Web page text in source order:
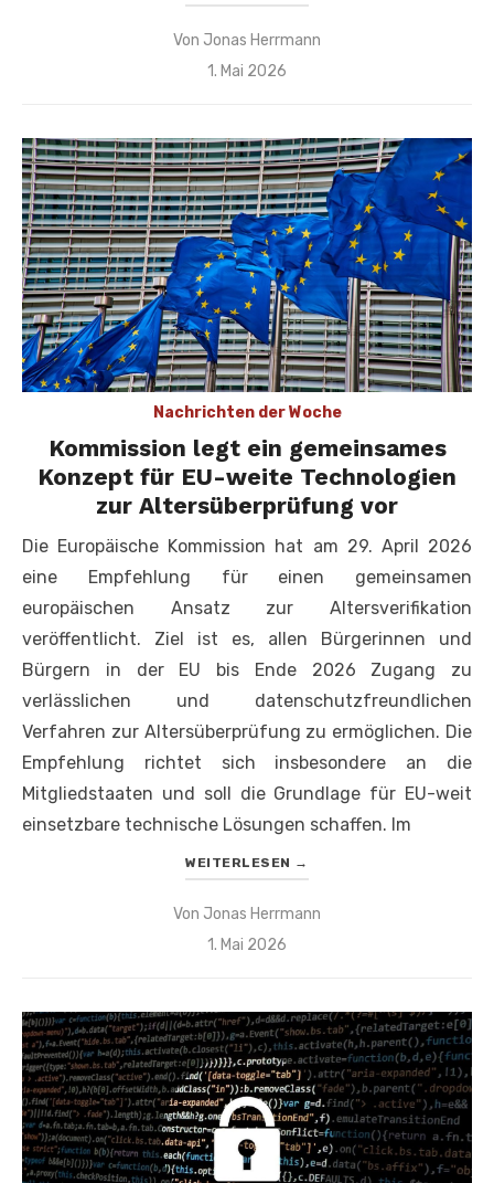
Von Jonas Herrmann
Veröffentlicht
1. Mai 2026
Nachrichten der Woche
Kommission legt ein gemeinsames
Konzept für EU-weite Technologien
zur Altersüberprüfung vor
Die Europäische Kommission hat am 29. April 2026
eine Empfehlung für einen gemeinsamen
europäischen Ansatz zur Altersverifikation
veröffentlicht. Ziel ist es, allen Bürgerinnen und
Bürgern in der EU bis Ende 2026 Zugang zu
verlässlichen und datenschutzfreundlichen
Verfahren zur Altersüberprüfung zu ermöglichen. Die
Empfehlung richtet sich insbesondere an die
Mitgliedstaaten und soll die Grundlage für EU-weit
einsetzbare technische Lösungen schaffen. Im
WEITERLESEN →
Von Jonas Herrmann
Veröffentlicht
1. Mai 2026